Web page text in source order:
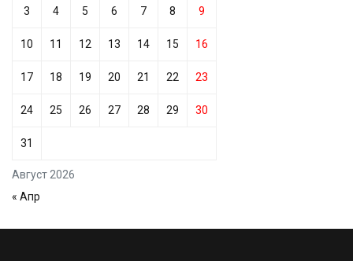
Август 2026
3 4 5 6 7 8 9
10 11 12 13 14 15 16
17 18 19 20 21 22 23
24 25 26 27 28 29 30
31
« Апр